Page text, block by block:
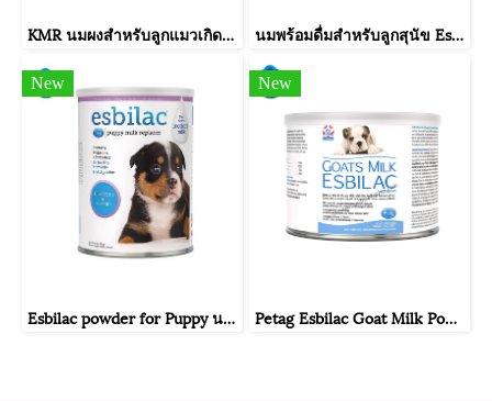
KMR นมผงสำหรับลูกแมวเกิดใหม่ที่กำพร้า นมแม่ไม่พอ มีปัญหาการย่อย หรือป่วยหลังการผ่าตัด (170g.) นมพร้อมดื่มสำหรับลูกสุนัข Esbilac (340 กรัม)
New
Esbilac powder for Puppy นมผงลูกสุนัข แอสบิแลคชนิดผง ขนาด340g (12oz.)
New
Petag Esbilac Goat Milk Powder นมแพะผง สำหรับลูกสุนัข 150g